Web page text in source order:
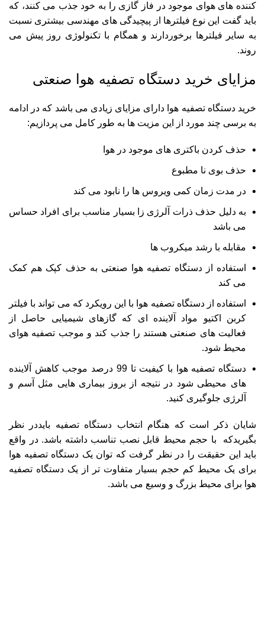
کننده های هوای موجود در فاز گازی را به خود جذب می کنند، که
باید گفت این نوع فیلترها از پیچیدگی های مهندسی بیشتری نسبت
به سایر فیلترها برخوردارند و همگام با تکنولوژی روز پیش می
روند.
مزایای خرید دستگاه تصفیه هوا صنعتی
خرید دستگاه تصفیه هوا دارای مزایای زیادی می باشد که در ادامه
به برسی چند مورد از این مزیت ها به طور کامل می پردازیم:
حذف کردن باکتری های موجود در هوا
حذف بوی نا مطبوع
در مدت زمان کمی ویروس ها را نابود می کند
به دلیل حذف ذرات آلرژی زا بسیار مناسب برای افراد حساس
می باشد
مقابله با رشد میکروب ها
استفاده از دستگاه تصفیه هوا صنعتی به حذف کپک هم کمک
می کند
استفاده از دستگاه تصفیه هوا با این رویکرد که می تواند با فیلتر
کربن اکتیو مواد آلاینده ای که گازهای شیمیایی حاصل از
فعالیت های صنعتی هستند را جذب کند و موجب تصفیه هوای
محیط شود.
دستگاه تصفیه هوا با کیفیت تا 99 درصد موجب کاهش آلاینده
های محیطی شود در نتیجه از بروز بیماری هایی مثل آسم و
آلرژی جلوگیری کنید.
شایان ذکر است که هنگام انتخاب دستگاه تصفیه بایددر نظر
بگیریدکه با حجم محیط قابل نصب تناسب داشته باشد. در واقع
باید این حقیقت را در نظر گرفت که توان یک دستگاه تصفیه هوا
برای یک محیط کم حجم بسیار متفاوت تر از یک دستگاه تصفیه
هوا برای محیط بزرگ و وسیع می باشد.